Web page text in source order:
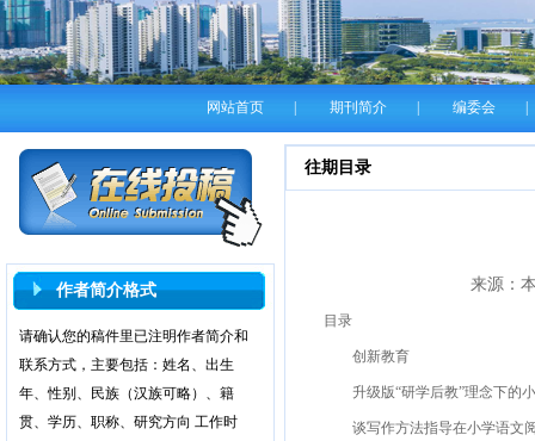
网站首页 期刊简介 编委会
作者简介格式
请确认您的稿件里已注明作者简介和
联系方式，主要包括：姓名、出生
年、性别、民族（汉族可略）、籍
贯、学历、职称、研究方向 工作时
往期目录
来源：
目录
创新教育
升级版“研学后教”理念下的小
谈写作方法指导在小学语文阅